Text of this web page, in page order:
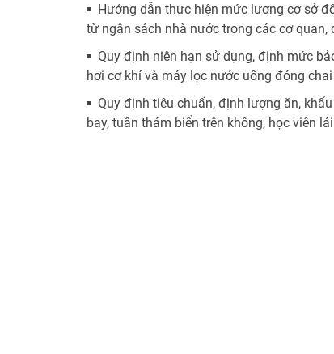
Hướng dẫn thực hiện mức lương cơ sở
từ ngân sách nhà nước trong các cơ quan,
Quy định niên hạn sử dụng, định mức
hơi cơ khí và máy lọc nước uống đóng
Quy định tiêu chuẩn, định lượng ăn,
bay, tuần thám biển trên không, học viên